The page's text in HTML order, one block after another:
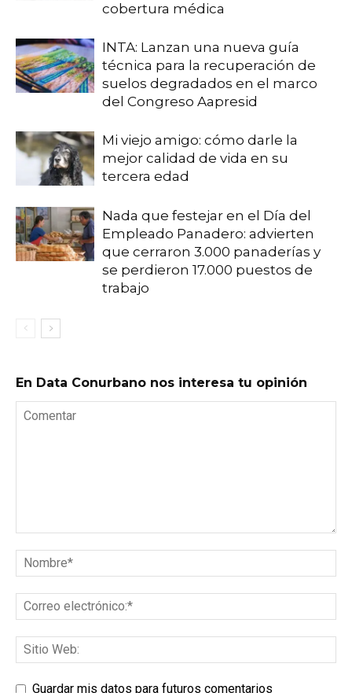
cobertura médica
INTA: Lanzan una nueva guía
técnica para la recuperación de
suelos degradados en el marco
del Congreso Aapresid
Mi viejo amigo: cómo darle la
mejor calidad de vida en su
tercera edad
Nada que festejar en el Día del
Empleado Panadero: advierten
que cerraron 3.000 panaderías y
se perdieron 17.000 puestos de
trabajo
En Data Conurbano nos interesa tu opinión
Guardar mis datos para futuros comentarios